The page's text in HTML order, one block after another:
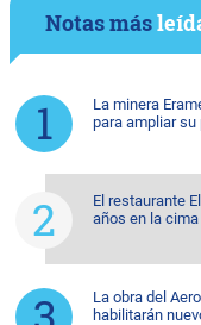
Notas más
La minera
para ampliar
El restaurante
años en la
La obra del
habilitarán